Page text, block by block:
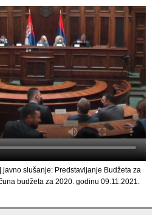
| javno slušanje: Predstavljanje Budžeta za
budžeta za 2020. godinu 09.11.2021.